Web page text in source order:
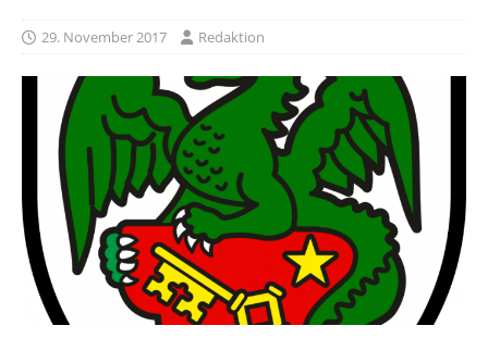
29. November 2017 Redaktion